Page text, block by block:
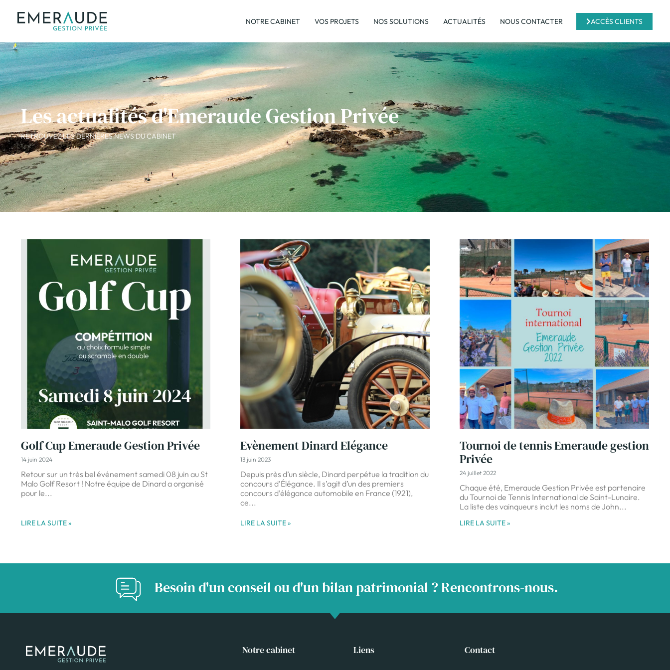
NOTRE CABINET VOS PROJETS NOS SOLUTIONS ACTUALITÉS NOUS CONTACTER ACCÈS CLIENTS
Les actualités d'Emeraude Gestion Privée
RETROUVEZ LES DERNIÈRES NEWS DU CABINET
Golf Cup Emeraude Gestion Privée
14 juin 2024
Retour sur un très bel événement samedi 08 juin au St
Malo Golf Resort ! Notre équipe de Dinard a organisé
pour le
LIRE LA SUITE »
Evènement Dinard Elégance
13 juin 2023
Depuis près d’un siècle, Dinard perpétue la tradition du
concours d’Élégance. Il s’agit d’un des premiers
concours d’élégance automobile en France (1921),
ce
LIRE LA SUITE »
Tournoi de tennis Emeraude gestion
Privée
24 juillet 2022
Chaque été, Emeraude Gestion Privée est partenaire
du Tournoi de Tennis International de Saint-Lunaire.
La liste des vainqueurs inclut les noms de John
LIRE LA SUITE »
Besoin d'un conseil ou d'un bilan patrimonial ? Rencontrons-nous.
Notre cabinet Liens Contact